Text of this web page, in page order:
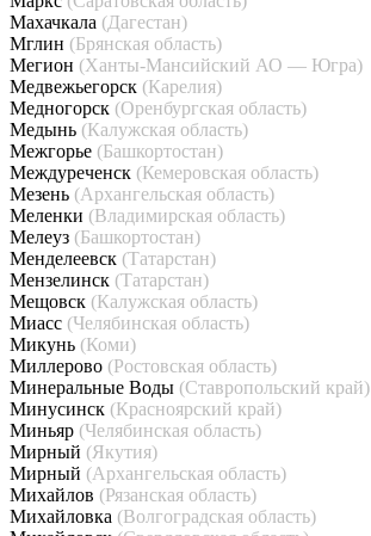
Махачкала (Дагестан)
Мглин (Брянская область)
Мегион (Ханты-Мансийский АО — Югра)
Медвежьегорск (Карелия)
Медногорск (Оренбургская область)
Медынь (Калужская область)
Межгорье (Башкортостан)
Междуреченск (Кемеровская область)
Мезень (Архангельская область)
Меленки (Владимирская область)
Мелеуз (Башкортостан)
Менделеевск (Татарстан)
Мензелинск (Татарстан)
Мещовск (Калужская область)
Миасс (Челябинская область)
Микунь (Коми)
Миллерово (Ростовская область)
Минеральные Воды (Ставропольский край)
Минусинск (Красноярский край)
Миньяр (Челябинская область)
Мирный (Якутия)
Мирный (Архангельская область)
Михайлов (Рязанская область)
Михайловка (Волгоградская область)